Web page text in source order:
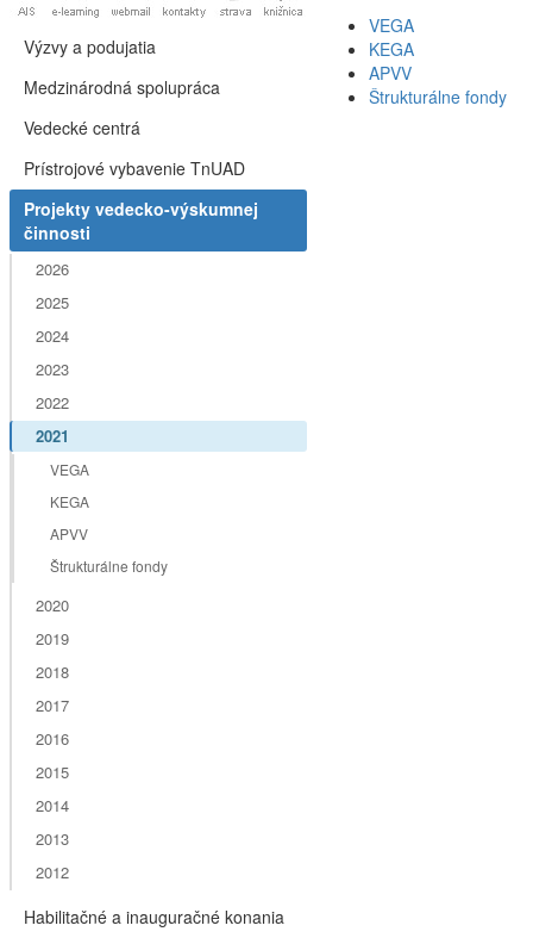
VEGA
KEGA
APVV
Štrukturálne fondy
Výzvy a podujatia
Medzinárodná spolupráca
Vedecké centrá
Prístrojové vybavenie TnUAD
Projekty vedecko-výskumnej
činnosti
2026
2025
2024
2023
2022
2021
VEGA
KEGA
APVV
Štrukturálne fondy
2020
2019
2018
2017
2016
2015
2014
2013
2012
Habilitačné a inauguračné konania